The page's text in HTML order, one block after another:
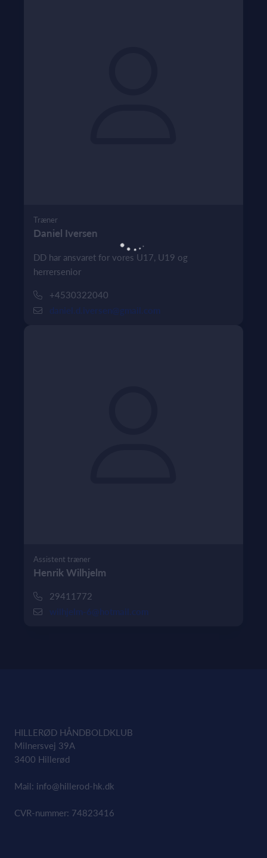
Træner
Daniel Iversen
DD har ansvaret for vores U17, U19 og
herrersenior
+4530322040
daniel.d.iversen@gmail.com
Assistent træner
Henrik Wilhjelm
29411772
wilhjelm-6@hotmail.com
HILLERØD HÅNDBOLDKLUB
Milnersvej 39A
3400 Hillerød
Mail: info@hillerod-hk.dk
CVR-nummer: 74823416